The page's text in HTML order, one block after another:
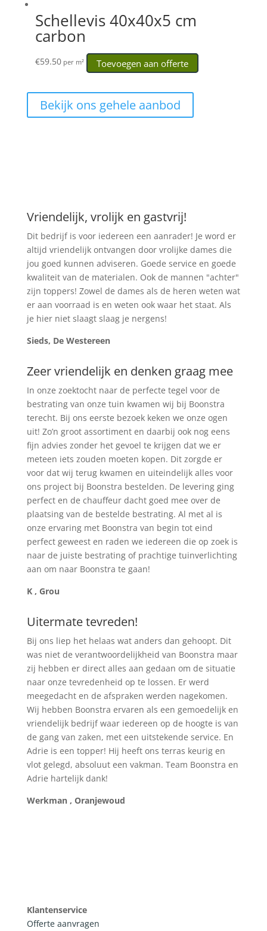
Schellevis 40x40x5 cm
carbon
€59.50per m² Toevoegen aan offerte
Bekijk ons gehele aanbod
Vriendelijk, vrolijk en gastvrij!
Dit bedrijf is voor iedereen een aanrader! Je word er
altijd vriendelijk ontvangen door vrolijke dames die
jou goed kunnen adviseren. Goede service en goede
kwaliteit van de materialen. Ook de mannen "achter"
zijn toppers! Zowel de dames als de heren weten wat
er aan voorraad is en weten ook waar het staat. Als
je hier niet slaagt slaag je nergens!
Sieds, De Westereen
Zeer vriendelijk en denken graag mee
In onze zoektocht naar de perfecte tegel voor de
bestrating van onze tuin kwamen wij bij Boonstra
terecht. Bij ons eerste bezoek keken we onze ogen
uit! Zo’n groot assortiment en daarbij ook nog eens
fijn advies zonder het gevoel te krijgen dat we er
meteen iets zouden moeten kopen. Dit zorgde er
voor dat wij terug kwamen en uiteindelijk alles voor
ons project bij Boonstra bestelden. De levering ging
perfect en de chauffeur dacht goed mee over de
plaatsing van de bestelde bestrating. Al met al is
onze ervaring met Boonstra van begin tot eind
perfect geweest en raden we iedereen die op zoek is
naar de juiste bestrating of prachtige tuinverlichting
aan om naar Boonstra te gaan!
K , Grou
Uitermate tevreden!
Bij ons liep het helaas wat anders dan gehoopt. Dit
was niet de verantwoordelijkheid van Boonstra maar
zij hebben er direct alles aan gedaan om de situatie
naar onze tevredenheid op te lossen. Er werd
meegedacht en de afspraken werden nagekomen.
Wij hebben Boonstra ervaren als een gemoedelijk en
vriendelijk bedrijf waar iedereen op de hoogte is van
de gang van zaken, met een uitstekende service. En
Adrie is een topper! Hij heeft ons terras keurig en
vlot gelegd, absoluut een vakman. Team Boonstra en
Adrie hartelijk dank!
Werkman , Oranjewoud
Klantenservice
Offerte aanvragen